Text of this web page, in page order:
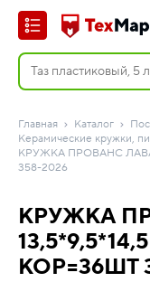
Главная Каталог
Керамические кружки,
КРУЖКА ПРОВАНС
358-2026
КРУЖКА
КОР=36ШТ